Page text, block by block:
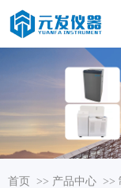
首页 >> 产品中心 >>